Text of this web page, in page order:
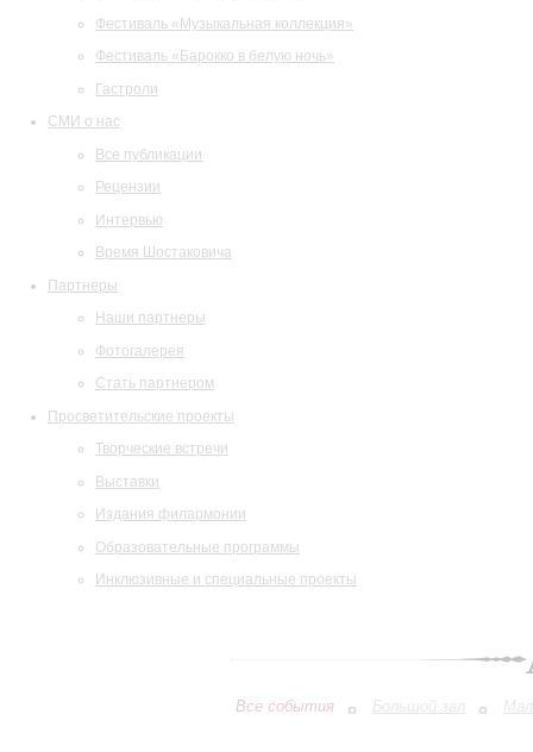
Фестиваль «Музыкальная коллекция»
Фестиваль «Барокко в белую ночь»
Гастроли
СМИ о нас
Все публикации
Рецензии
Интервью
Время Шостаковича
Партнеры
Наши партнеры
Фотогалерея
Стать партнером
Просветительские проекты
Творческие встречи
Выставки
Издания филармонии
Образовательные программы
Инклюзивные и специальные проекты
Все события Большой зал